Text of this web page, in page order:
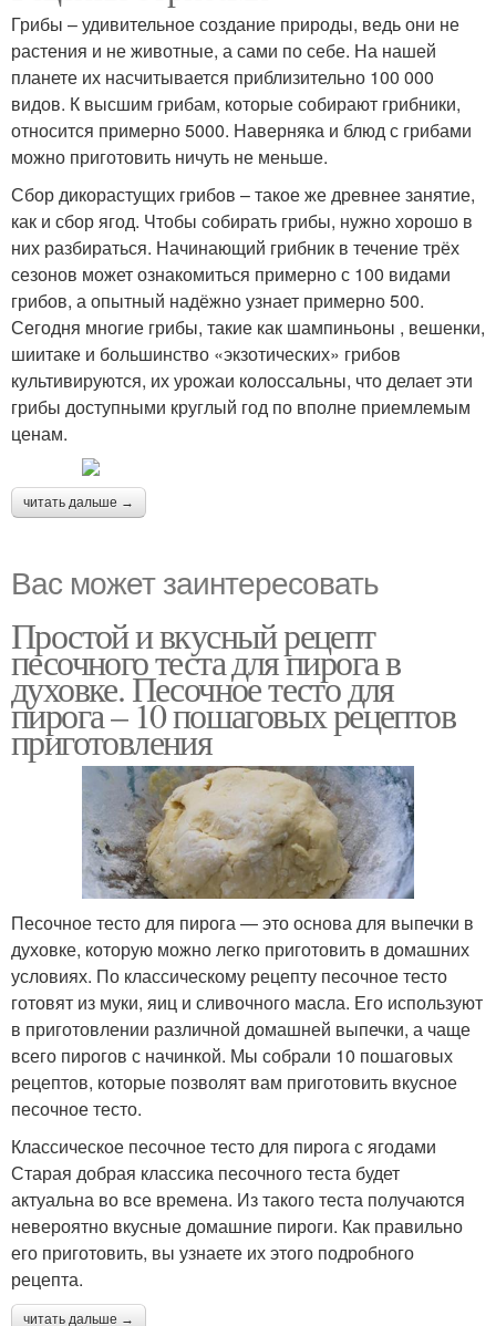
Грибы – удивительное создание природы, ведь они не
растения и не животные, а сами по себе. На нашей
планете их насчитывается приблизительно 100 000
видов. К высшим грибам, которые собирают грибники,
относится примерно 5000. Наверняка и блюд с грибами
можно приготовить ничуть не меньше.
Сбор дикорастущих грибов – такое же древнее занятие,
как и сбор ягод. Чтобы собирать грибы, нужно хорошо в
них разбираться. Начинающий грибник в течение трёх
сезонов может ознакомиться примерно с 100 видами
грибов, а опытный надёжно узнает примерно 500.
Сегодня многие грибы, такие как шампиньоны , вешенки,
шиитаке и большинство «экзотических» грибов
культивируются, их урожаи колоссальны, что делает эти
грибы доступными круглый год по вполне приемлемым
ценам.
читать дальше →
Вас может заинтересовать
Простой и вкусный рецепт
песочного теста для пирога в
духовке. Песочное тесто для
пирога – 10 пошаговых рецептов
приготовления
Песочное тесто для пирога — это основа для выпечки в
духовке, которую можно легко приготовить в домашних
условиях. По классическому рецепту песочное тесто
готовят из муки, яиц и сливочного масла. Его используют
в приготовлении различной домашней выпечки, а чаще
всего пирогов с начинкой. Мы собрали 10 пошаговых
рецептов, которые позволят вам приготовить вкусное
песочное тесто.
Классическое песочное тесто для пирога с ягодами
Старая добрая классика песочного теста будет
актуальна во все времена. Из такого теста получаются
невероятно вкусные домашние пироги. Как правильно
его приготовить, вы узнаете их этого подробного
рецепта.
читать дальше →